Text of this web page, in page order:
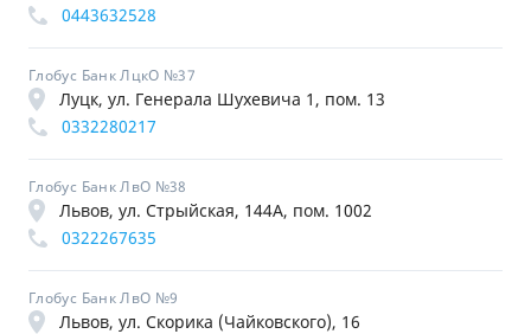
0443632528
Глобус Банк ЛцкО №37
Луцк, ул. Генерала Шухевича 1, пом. 13
0332280217
Глобус Банк ЛвО №38
Львов, ул. Стрыйская, 144А, пом. 1002
0322267635
Глобус Банк ЛвО №9
Львов, ул. Скорика (Чайковского), 16